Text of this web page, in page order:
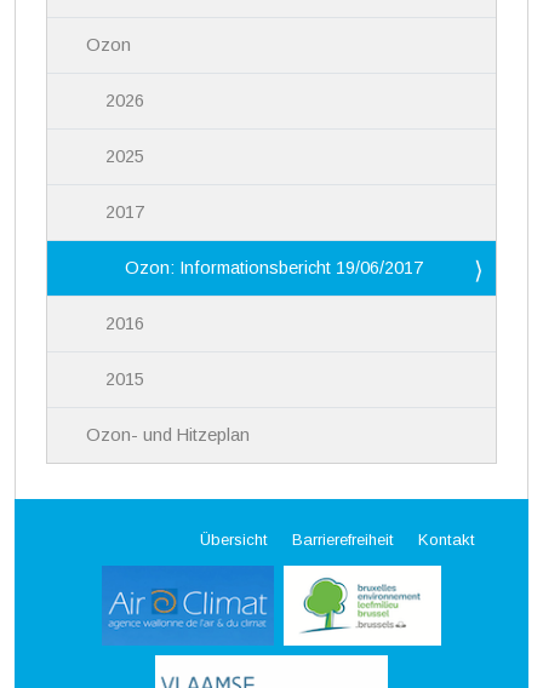
Ozon
2026
2025
2017
Ozon: Informationsbericht 19/06/2017
2016
2015
Ozon- und Hitzeplan
Übersicht Barrierefreiheit Kontakt